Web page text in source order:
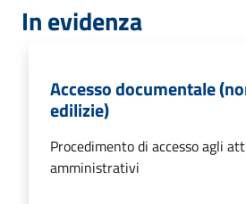
In evidenza
Accesso documentale
edilizie)
Procedimento di accesso agli
amministrativi